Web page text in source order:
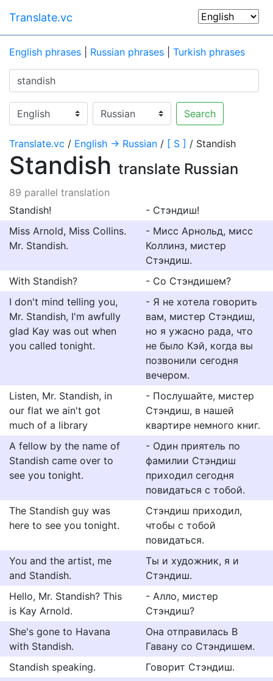
Translate.vc
English phrases Russian phrases Turkish phrases
Search
Translate.vc / English → Russian / [ S ] / Standish
Standish translate Russian
89 parallel translation
Standish!
- Стэндиш!
Miss Arnold, Miss Collins.
Mr. Standish.
- Мисс Арнольд, мисс
Коллинз, мистер
Стэндиш.
With Standish?
- Со Стэндишем?
I don't mind telling you,
Mr. Standish, I'm awfully
glad Kay was out when
you called tonight.
- Я не хотела говорить
вам, мистер Стэндиш,
но я ужасно рада, что
не было Кэй, когда вы
позвонили сегодня
вечером.
Listen, Mr. Standish, in
our flat we ain't got
much of a library
- Послушайте, мистер
Стэндиш, в нашей
квартире немного книг.
A fellow by the name of
Standish came over to
see you tonight.
- Один приятель по
фамилии Стэндиш
приходил сегодня
повидаться с тобой.
The Standish guy was
here to see you tonight.
Стэндиш приходил,
чтобы с тобой
повидаться.
You and the artist, me
and Standish.
Ты и художник, я и
Стэндиш.
Hello, Mr. Standish? This
is Kay Arnold.
- Алло, мистер
Стэндиш?
She's gone to Havana
with Standish.
Она отправилась В
Гавану со Стэндишем.
Standish speaking.
Говорит Стэндиш.